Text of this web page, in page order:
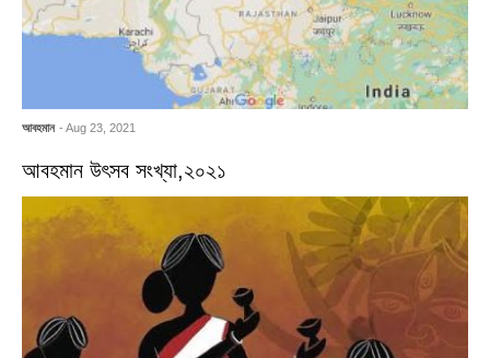
আবহমান - Aug 23, 2021
আবহমান উৎসব সংখ্যা,২০২১